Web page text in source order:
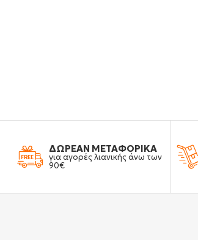
ΔΩΡΕΑΝ ΜΕΤΑΦΟΡΙΚΑ
για αγορές λιανικής άνω των
90€